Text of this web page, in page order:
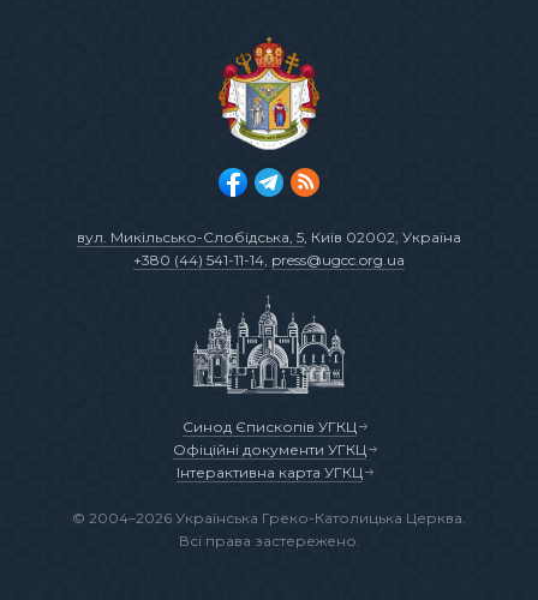
вул. Микільсько-Слобідська, 5, Київ 02002, Україна
+380 (44) 541-11-14, press@ugcc.org.ua
Синод Єпископів УГКЦ
Офіційні документи УГКЦ
Інтерактивна карта УГКЦ
© 2004–2026 Українська Греко-Католицька Церква.
Всі права застережено.